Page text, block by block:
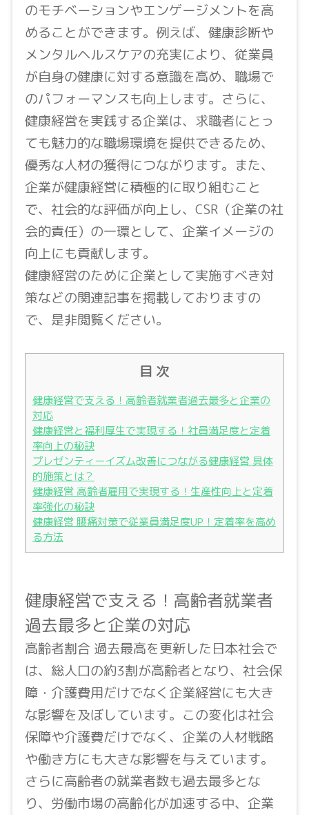
のモチベーションやエンゲージメントを高
めることができます。例えば、健康診断や
メンタルヘルスケアの充実により、従業員
が自身の健康に対する意識を高め、職場で
のパフォーマンスも向上します。さらに、
健康経営を実践する企業は、求職者にとっ
ても魅力的な職場環境を提供できるため、
優秀な人材の獲得につながります。また、
企業が健康経営に積極的に取り組むこと
で、社会的な評価が向上し、CSR（企業の社
会的責任）の一環として、企業イメージの
向上にも貢献します。
健康経営のために企業として実施すべき対
策などの関連記事を掲載しておりますの
で、是非閲覧ください。
目 次
健康経営で支える！高齢者就業者過去最多と企業の
対応
健康経営と福利厚生で実現する！社員満足度と定着
率向上の秘訣
プレゼンティーイズム改善につながる健康経営 具体
的施策とは？
健康経営 高齢者雇用で実現する！生産性向上と定着
率強化の秘訣
健康経営 腰痛対策で従業員満足度UP！定着率を高め
る方法
健康経営で支える！高齢者就業者
過去最多と企業の対応
高齢者割合 過去最高を更新した日本社会で
は、総人口の約3割が高齢者となり、社会保
障・介護費用だけでなく企業経営にも大き
な影響を及ぼしています。この変化は社会
保障や介護費だけでなく、企業の人材戦略
や働き方にも大きな影響を与えています。
さらに高齢者の就業者数も過去最多とな
り、労働市場の高齢化が加速する中、企業